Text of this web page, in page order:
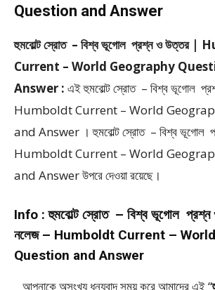
Question and Answer
হুমবোল্ট স্রোত – বিশ্ব ভূগোল প্রশ্ন ও উত্তর
Current – World Geography
Answer : এই হুমবোল্ট স্রোত – বিশ্ব ভূগোল
Humboldt Current – World
and Answer । হুমবোল্ট স্রোত – বিশ্ব ভূগোল
Humboldt Current – World
and Answer উপরে দেওয়া রয়েছে।
Info :হুমবোল্ট স্রোত – বিশ্ব ভূগোল প্রশ্ন
নলেজ – Humboldt Current –
Question and Answer
আপনাকে অসংখ্য ধন্যবাদ সময় করে আমাদের এই “